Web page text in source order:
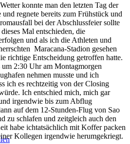
konnte man den letzten Tag der
und regnete bereits zum Frühstück und
bei der Abschlussfeier sollte
Mal entschieden, die
und als ich die Athleten und
Maracana-Stadion gesehen
richtige Entscheidung getroffen hatte.
2:30 Uhr am Montagmorgen
nehmen musste und ich
ich es rechtzeitig von der Closing
Ich entschied mich, mich gar
irgendwie bis zum Abflug
auf dem 12-Stunden-Flug von Sao
zu schlafen und zeitgleich auch den
habe ichtatsächlich mit Koffer packen
Kollegen irgendwie herumgekriegt.